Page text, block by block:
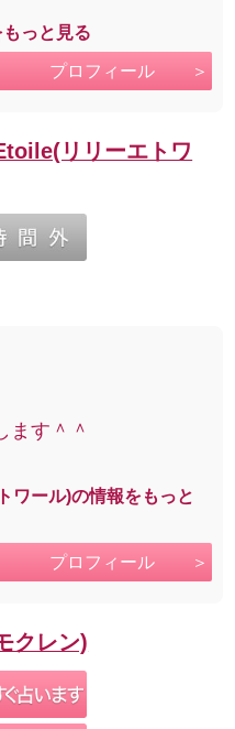
っと見る
プロフィール
リリーエトワ
ます＾＾
ワール)の情報をもっと
プロフィール
クレン)